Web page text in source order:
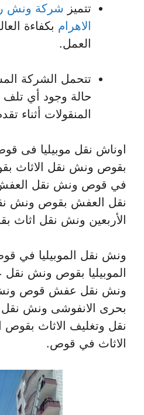
تتميز شركة ونش
الاهرام بكفاءة
العمل.
تتحمل الشركة
حالة وجود أي
المنقولات أثناء
اوناش نقل موبيليا فى
بقوص ونش نقل الاثاث
في قوص ونش نقل
نقل العفش بقوص ونش
الأربعين ونش نقل اثاث
ونش نقل الموبيليا في
الموبيليا بقوص ونش
ونش نقل عفش قوص ونش
بحرى الانفوشى ونش نقل
نقل وتغليف الاثاث
الاثاث في قوص.